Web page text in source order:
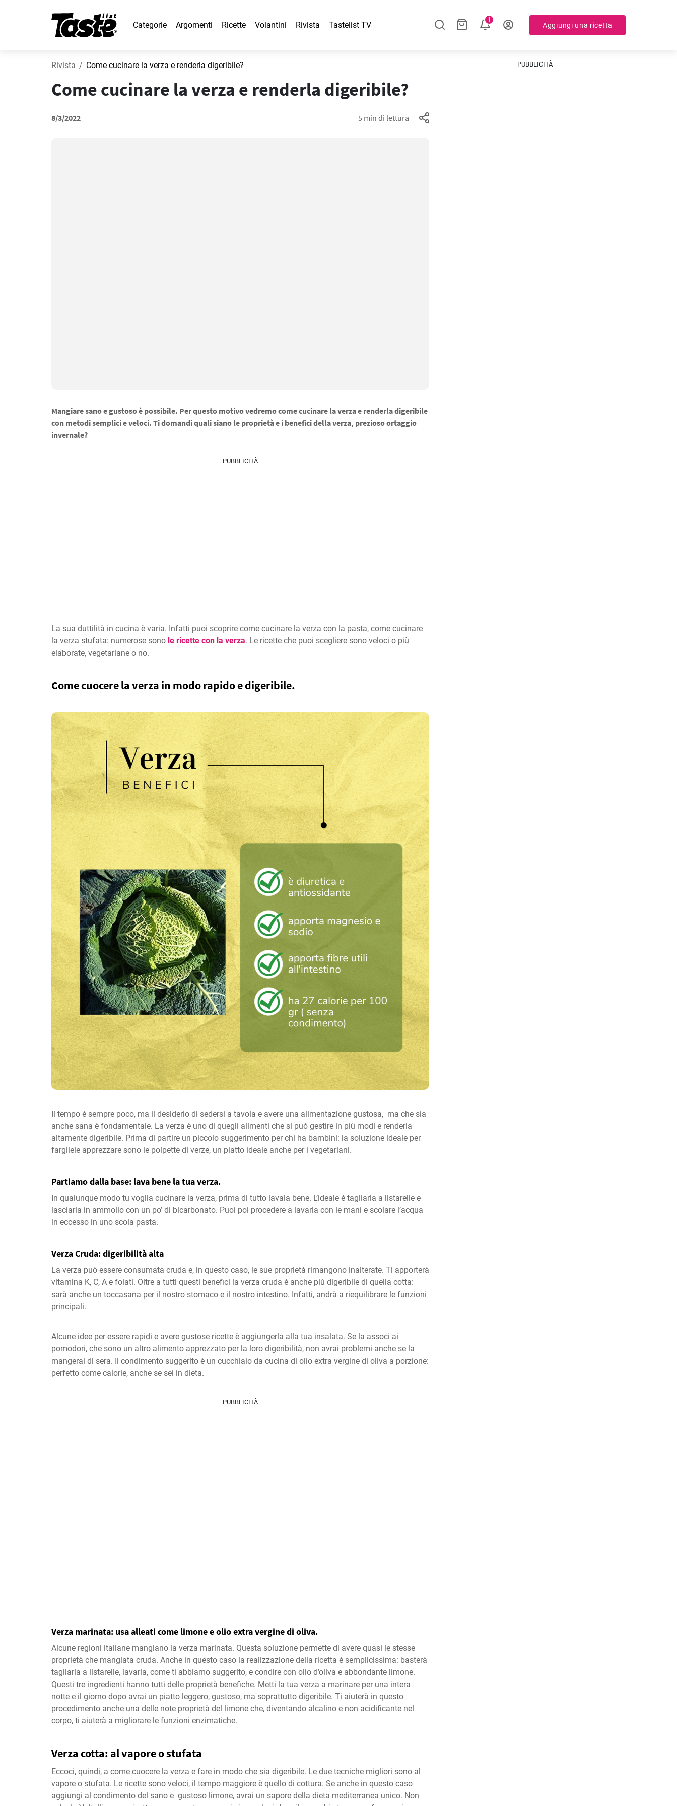
Categorie Argomenti Ricette Volantini Rivista Tastelist TV
1
Aggiungi una ricetta
Rivista Come cucinare la verza e renderla digeribile?
Come cucinare la verza e renderla digeribile?
8/3/2022 5 min di lettura
Mangiare sano e gustoso è possibile. Per questo motivo vedremo come cucinare la verza e renderla digeribile
con metodi semplici e veloci. Ti domandi quali siano le proprietà e i benefici della verza, prezioso ortaggio
invernale?
PUBBLICITÀ
La sua duttilità in cucina è varia. Infatti puoi scoprire come cucinare la verza con la pasta, come cucinare
la verza stufata: numerose sono le ricette con la verza. Le ricette che puoi scegliere sono veloci o più
elaborate, vegetariane o no.
Come cuocere la verza in modo rapido e digeribile.
Il tempo è sempre poco, ma il desiderio di sedersi a tavola e avere una alimentazione gustosa, ma che sia
anche sana è fondamentale. La verza è uno di quegli alimenti che si può gestire in più modi e renderla
altamente digeribile. Prima di partire un piccolo suggerimento per chi ha bambini: la soluzione ideale per
fargliele apprezzare sono le polpette di verze, un piatto ideale anche per i vegetariani.
Partiamo dalla base: lava bene la tua verza.
In qualunque modo tu voglia cucinare la verza, prima di tutto lavala bene. L’ideale è tagliarla a listarelle e
lasciarla in ammollo con un po’ di bicarbonato. Puoi poi procedere a lavarla con le mani e scolare l’acqua
in eccesso in uno scola pasta.
Verza Cruda: digeribilità alta
La verza può essere consumata cruda e, in questo caso, le sue proprietà rimangono inalterate. Ti apporterà
vitamina K, C, A e folati. Oltre a tutti questi benefici la verza cruda è anche più digeribile di quella cotta:
sarà anche un toccasana per il nostro stomaco e il nostro intestino. Infatti, andrà a riequilibrare le funzioni
principali.
Alcune idee per essere rapidi e avere gustose ricette è aggiungerla alla tua insalata. Se la associ ai
pomodori, che sono un altro alimento apprezzato per la loro digeribilità, non avrai problemi anche se la
mangerai di sera. Il condimento suggerito è un cucchiaio da cucina di olio extra vergine di oliva a porzione:
perfetto come calorie, anche se sei in dieta.
PUBBLICITÀ
Verza marinata: usa alleati come limone e olio extra vergine di oliva.
Alcune regioni italiane mangiano la verza marinata. Questa soluzione permette di avere quasi le stesse
proprietà che mangiata cruda. Anche in questo caso la realizzazione della ricetta è semplicissima: basterà
tagliarla a listarelle, lavarla, come ti abbiamo suggerito, e condire con olio d’oliva e abbondante limone.
Questi tre ingredienti hanno tutti delle proprietà benefiche. Metti la tua verza a marinare per una intera
notte e il giorno dopo avrai un piatto leggero, gustoso, ma soprattutto digeribile. Ti aiuterà in questo
procedimento anche una delle note proprietà del limone che, diventando alcalino e non acidificante nel
corpo, ti aiuterà a migliorare le funzioni enzimatiche.
Verza cotta: al vapore o stufata
Eccoci, quindi, a come cuocere la verza e fare in modo che sia digeribile. Le due tecniche migliori sono al
vapore o stufata. Le ricette sono veloci, il tempo maggiore è quello di cottura. Se anche in questo caso
aggiungi al condimento del sano e gustoso limone, avrai un sapore della dieta mediterranea unico. Non
PUBBLICITÀ